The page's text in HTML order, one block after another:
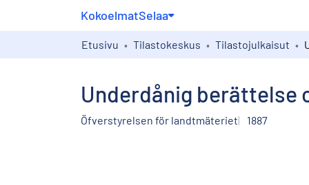
KokoelmatSelaa
Etusivu Tilastokeskus Tilastojulkaisut
Underdånig berättelse
Öfverstyrelsen för landtmäteriet 1887